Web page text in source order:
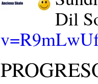
Dil